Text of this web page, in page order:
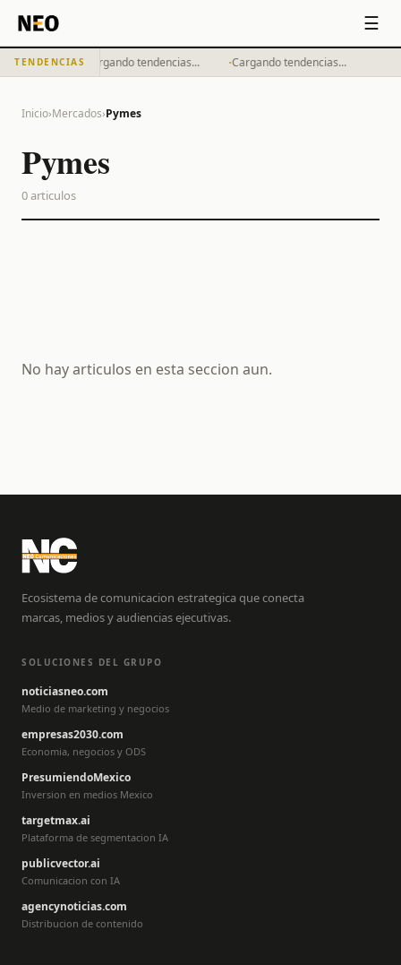
☰
TENDENCIAS· Cargando tendencias... ·Cargando tendencias...
Inicio›Mercados›Pymes
Pymes
0articulos
No hay articulos en esta seccion aun.
Ecosistema de comunicacion estrategica que conecta
marcas, medios y audiencias ejecutivas.
SOLUCIONES DEL GRUPO
noticiasneo.com
Medio de marketing y negocios
empresas2030.com
Economia, negocios y ODS
PresumiendoMexico
Inversion en medios Mexico
targetmax.ai
Plataforma de segmentacion IA
publicvector.ai
Comunicacion con IA
agencynoticias.com
Distribucion de contenido